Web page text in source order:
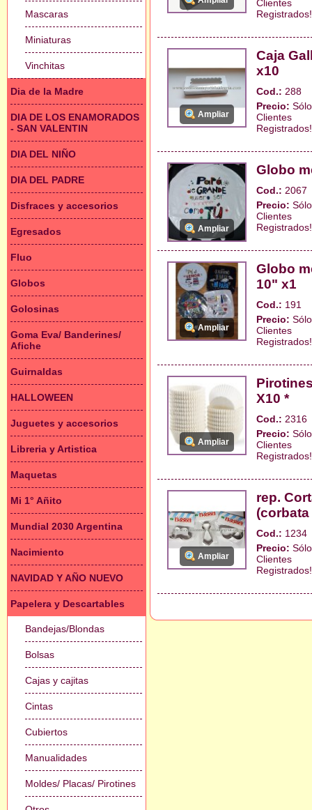
Mascaras
Miniaturas
Vinchitas
Dia de la Madre
DIA DE LOS ENAMORADOS
- SAN VALENTIN
DIA DEL NIÑO
DIA DEL PADRE
Disfraces y accesorios
Egresados
Fluo
Globos
Golosinas
Goma Eva/ Banderines/
Afiche
Guirnaldas
HALLOWEEN
Juguetes y accesorios
Libreria y Artistica
Maquetas
Mi 1° Añito
Mundial 2030 Argentina
Nacimiento
NAVIDAD Y AÑO NUEVO
Papelera y Descartables
Bandejas/Blondas
Bolsas
Cajas y cajitas
Cintas
Cubiertos
Manualidades
Moldes/ Placas/ Pirotines
Clientes
Registrados!
Ampliar
Caja
x10
Cod.: 288
Precio:
Clientes
Registrados!
Ampliar
Globo
Cod.: 2067
Precio:
Clientes
Registrados!
Ampliar
Globo
10" x1
Cod.: 191
Precio:
Clientes
Registrados!
Ampliar
X10 *
Cod.: 2316
Precio:
Clientes
Registrados!
Ampliar
rep.
Cod.: 1234
Precio:
Clientes
Registrados!